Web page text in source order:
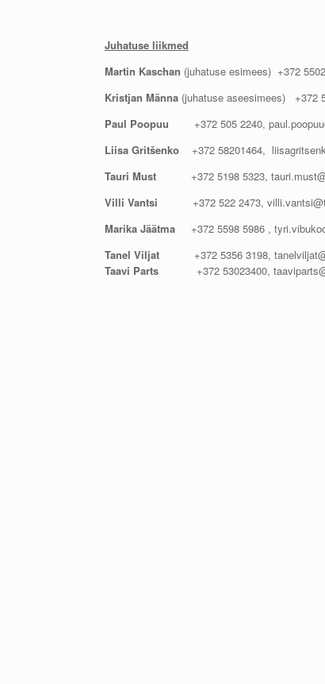
Juhatuse liikmed
Martin Kaschan (juhatuse esimees) +372
Kristjan Männa (juhatuse aseesimees) +372
Paul Poopuu
+372 505 2240,
Liisa Gritšenko +372 58201464,
Tauri Must +372 5198 5323,
Villi Vantsi +372 522 2473,
Marika Jäätma +372 5598 5986 ,
Tanel Viljat +372 5356 3198,
Taavi Parts +372 53023400,